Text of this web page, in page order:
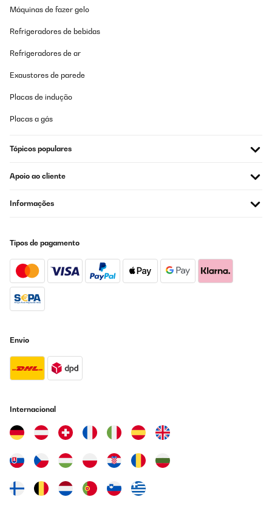
Máquinas de fazer gelo
Refrigeradores de bebidas
Refrigeradores de ar
Exaustores de parede
Placas de indução
Placas a gás
Tópicos populares
Apoio ao cliente
Informações
Tipos de pagamento
Envio
Internacional